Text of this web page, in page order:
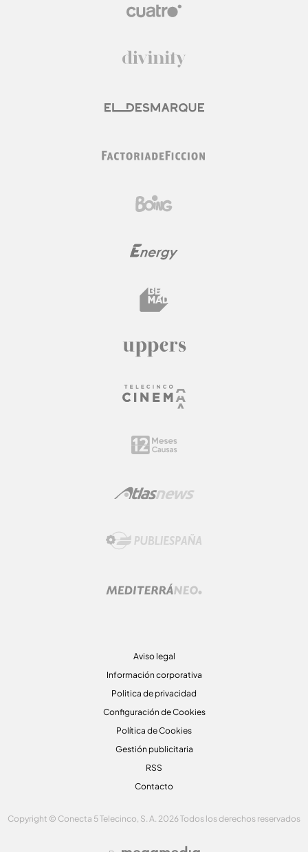
Aviso legal
Información corporativa
Politica de privacidad
Configuración de Cookies
Política de Cookies
Gestión publicitaria
RSS
Contacto
Copyright © Conecta 5 Telecinco, S. A. 2026 Todos los derechos reservados